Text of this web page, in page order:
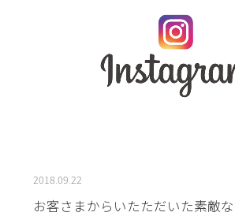
2018.09.22
お客さまからいたただいた素敵